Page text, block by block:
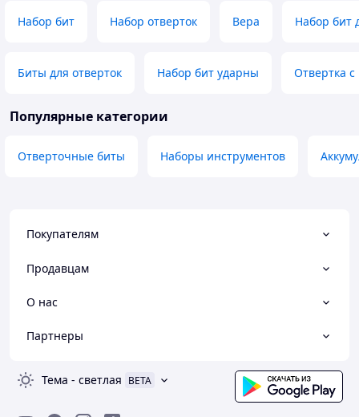
Набор бит Набор отверток Вера Набор бит
Биты для отверток Набор бит ударны Отвертка
Популярные категории
Отверточные биты Наборы инструментов
Покупателям
Продавцам
О нас
Партнеры
Тема - светлая BETA